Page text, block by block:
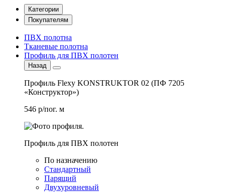
Категории
Покупателям
ПВХ полотна
Тканевые полотна
Профиль для ПВХ полотен
Назад
Профиль Flexy KONSTRUKTOR 02 (ПФ 7205
«Конструктор»)
546 р/пог. м
Профиль для ПВХ полотен
По назначению
Стандартный
Парящий
Двухуровневый